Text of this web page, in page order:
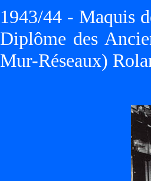
1943/44 - Maquis
Diplôme des
Mur-Réseaux)